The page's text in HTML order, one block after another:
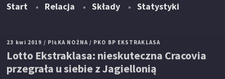
Start Relacja Składy Statystyki
23 kwi 2019 / PIŁKA NOŻNA/ PKO BP EKSTRAKLASA
Lotto Ekstraklasa: nieskuteczna Cracovia
przegrała u siebie z Jagiellonią